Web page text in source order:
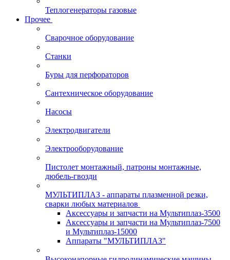
Теплогенераторы газовые
Прочее
Сварочное оборудование
Станки
Буры для перфораторов
Сантехническое оборудование
Насосы
Электродвигатели
Электрооборудование
Пистолет монтажный, патроны монтажные,
дюбель-гвозди
МУЛЬТИПЛАЗ - аппараты плазменной резки,
сварки любых материалов
Аксессуары и запчасти на Мультиплаз-3500
Аксессуары и запчасти на Мультиплаз-7500
и Мультиплаз-15000
Аппараты "МУЛЬТИПЛАЗ"